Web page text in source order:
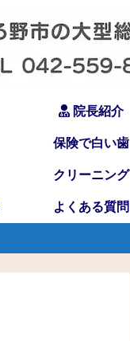
院長紹介
保険で白い歯
クリーニング
よくある質問